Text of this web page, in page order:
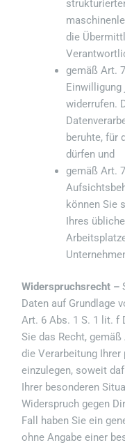
die
gemäß Art.
Einwilligung
widerrufen.
beruhte, für
dürfen und
gemäß Art.
können Sie
Ihres
Widerspruchsrecht –
Daten auf Grundlage
Art. 6 Abs. 1 S. 1 lit. f
Sie das Recht,
die Verarbeitung Ihrer
einzulegen, soweit
Ihrer besonderen
Widerspruch gegen
Fall haben Sie ein
ohne Angabe einer